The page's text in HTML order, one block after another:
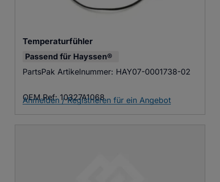
Temperaturfühler
Passend für Hayssen®
PartsPak Artikelnummer: HAY07-0001738-02
OEM Ref: 10327A1068
Anmelden / Registrieren für ein Angebot